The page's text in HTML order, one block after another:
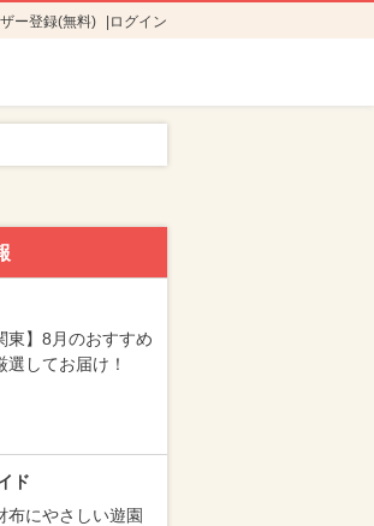
ー登録(無料) ログイン
東】8月のおすすめ
選してお届け！
ド
布にやさしい遊園